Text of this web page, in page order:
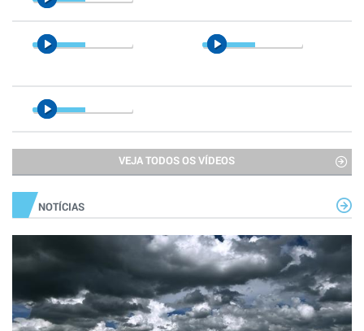
VEJA TODOS OS VÍDEOS
NOTÍCIAS